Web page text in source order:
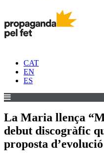
CAT
EN
ES
La Maria llença
debut discogràfic
proposta